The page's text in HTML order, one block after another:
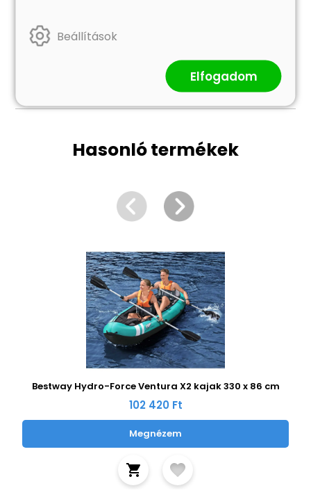
2 db ülés
1 db tárolótáska
Hasonló termékek
Bestway Hydro-Force Ventura X2 kajak 330 x 86 cm
102 420 Ft
Megnézem
Beállítások
Elfogadom